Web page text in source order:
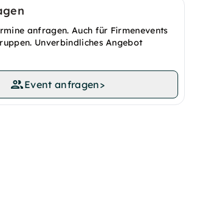
anfragen. Auch für Firmenevents
Unverbindliches Angebot
Event anfragen>